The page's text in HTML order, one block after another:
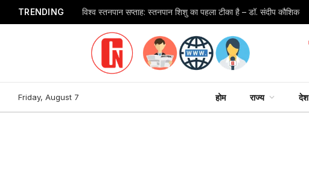
TRENDING विश्व स्तनपान सप्ताह: स्तनपान शिशु का पहला टीका है – डॉ. संदीप कौशिक
Friday, August 7 होम राज्य देश